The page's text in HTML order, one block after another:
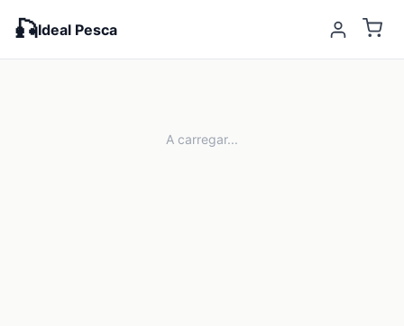
🎣Ideal Pesca
A carregar...